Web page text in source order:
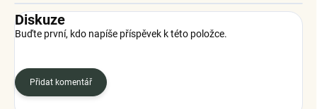
Diskuze
Buďte první, kdo napíše příspěvek k této položce.
Přidat komentář